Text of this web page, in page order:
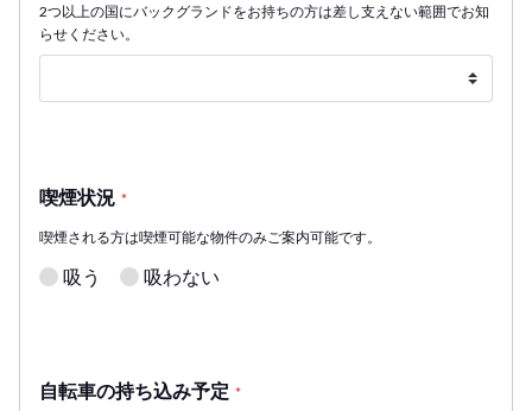
2つ以上の国にバックグランドをお持ちの方は差し支えない範囲でお知
らせください。
喫煙状況 *
喫煙される方は喫煙可能な物件のみご案内可能です。
吸う 吸わない
自転車の持ち込み予定 *